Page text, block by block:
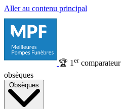
Aller au contenu principal
🏆 1 ercomparateur
obsèques
Obsèques